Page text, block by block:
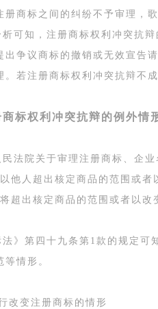
册商标之间的纠纷不予审理，
析可知，注册商标权利冲突抗
出争议商标的撤销或无效宣告
。若注册商标权利冲突抗辩不
标权利冲突抗辩的例外情
民法院关于审理注册商标、企
他人超出核定商品的范围或
超出核定商品的范围或者以
法》第四十九条第1款的规定可
等情形。
改变注册商标的情形